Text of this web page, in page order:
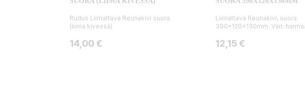
Rudus Liimattava Reunakivi suora
(liima kivessä)
Hinta
14,00 €
Liimattava Reunakivi, suora
390x120x130mm. Väri:
Hinta
12,15 €